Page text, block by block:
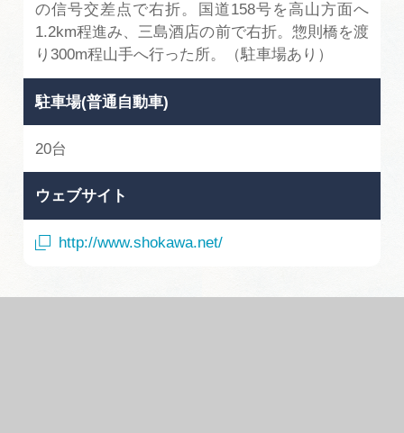
の信号交差点で右折。国道158号を高山方面へ
1.2km程進み、三島酒店の前で右折。惣則橋を渡
り300m程山手へ行った所。（駐車場あり）
駐車場(普通自動車)
20台
ウェブサイト
http://www.shokawa.net/